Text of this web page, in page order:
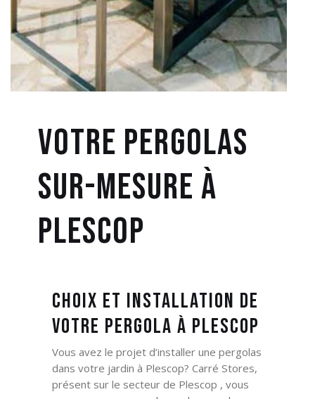
Votre Pergolas
sur-mesure à
Plescop
Choix et Installation de
votre Pergola à Plescop
Vous avez le projet d’installer une pergolas
dans votre jardin à Plescop? Carré Stores,
présent sur le secteur de Plescop , vous